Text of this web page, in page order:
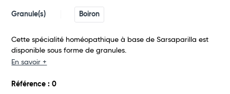
Granule(s) Boiron
Cette spécialité homéopathique à base de Sarsaparilla est
disponible sous forme de granules.
En savoir +
Référence : 0